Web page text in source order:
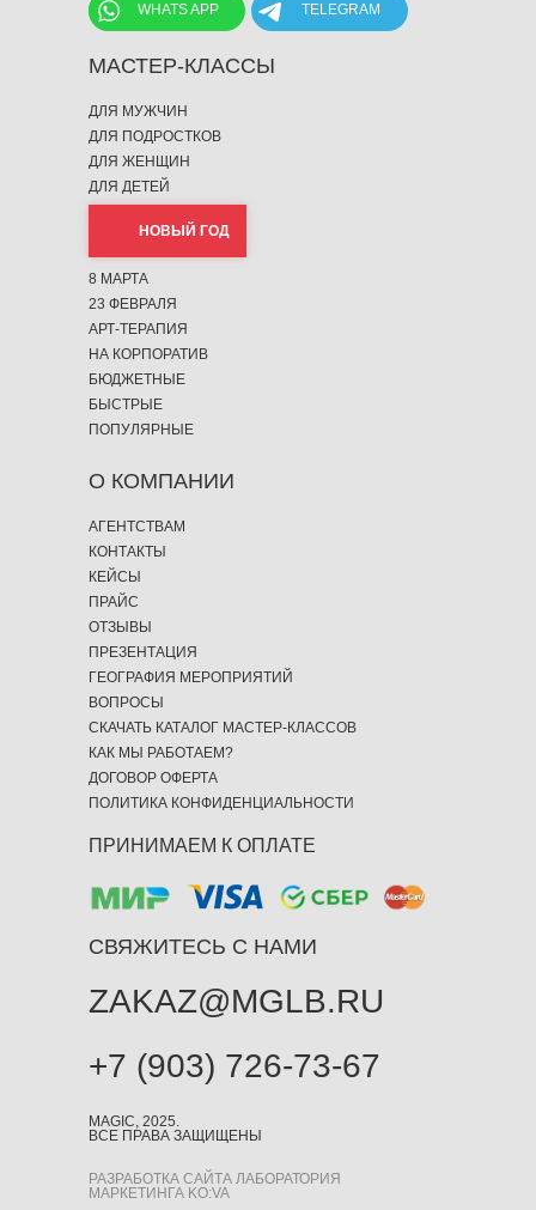
MAGIC, 2025.
ВСЕ ПРАВА ЗАЩИЩЕНЫ
РАЗРАБОТКА САЙТА ЛАБОРАТОРИЯ
МАРКЕТИНГА KO:VA
TELEGRAM
МАСТЕР-КЛАССЫ
WHATS APP
О КОМПАНИИ
ПРИНИМАЕМ К ОПЛАТЕ
ДЛЯ МУЖЧИН
ДЛЯ ПОДРОСТКОВ
ДЛЯ ЖЕНЩИН
ДЛЯ ДЕТЕЙ
НОВЫЙ ГОД
8 МАРТА
23 ФЕВРАЛЯ
АРТ-ТЕРАПИЯ
НА КОРПОРАТИВ
БЮДЖЕТНЫЕ
БЫСТРЫЕ
ПОПУЛЯРНЫЕ
СВЯЖИТЕСЬ С НАМИ
+7 (903) 726-73-67
ZAKAZ@MGLB.RU
АГЕНТСТВАМ
КОНТАКТЫ
КЕЙСЫ
ПРАЙС
ОТЗЫВЫ
ПРЕЗЕНТАЦИЯ
ГЕОГРАФИЯ МЕРОПРИЯТИЙ
ВОПРОСЫ
СКАЧАТЬ КАТАЛОГ МАСТЕР-КЛАССОВ
КАК МЫ РАБОТАЕМ?
ДОГОВОР ОФЕРТА
ПОЛИТИКА КОНФИДЕНЦИАЛЬНОСТИ